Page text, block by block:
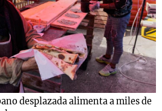
desplazada alimenta a miles de